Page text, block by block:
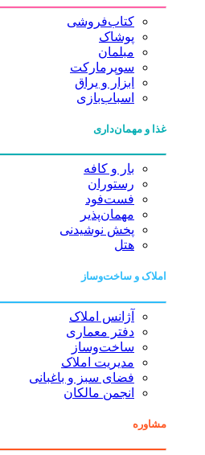
کتاب‌فروشی
پوشاک
مبلمان
سوپرمارکت
ابزار و یراق
اسباب‌بازی
غذا و مهمان‌داری
بار و کافه
رستوران
فست‌فود
مهمان‌پذیر
پخش نوشیدنی
هتل
املاک و ساخت‌وساز
آژانس املاک
دفتر معماری
ساخت‌وساز
مدیریت املاک
فضای سبز و باغبانی
انجمن مالکان
مشاوره